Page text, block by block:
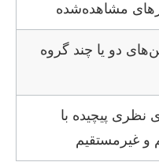
مشاهده‌شده
دو یا چند گروه
نظری پیچیده با
و غیرمستقیم